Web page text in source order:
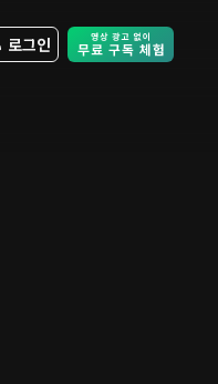
로그인 Free Trial -